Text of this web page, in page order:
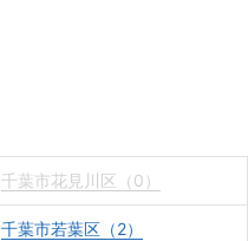
千葉市花見川区（0）
千葉市若葉区（2）